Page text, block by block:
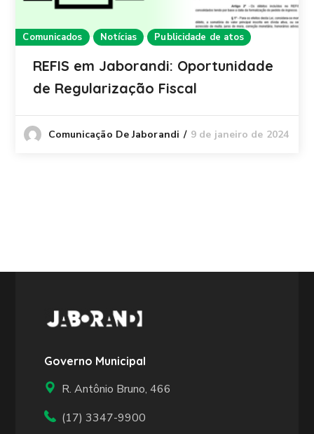
Comunicados Notícias Publicidade de atos
REFIS em Jaborandi: Oportunidade
de Regularização Fiscal
Comunicação De Jaborandi 9 de janeiro de 2024
Governo Municipal
R. Antônio Bruno, 466
(17) 3347-9900